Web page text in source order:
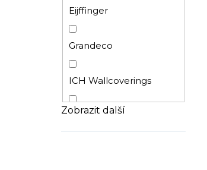
Eijffinger
Grandeco
ICH Wallcoverings
Origin
Zobrazit další